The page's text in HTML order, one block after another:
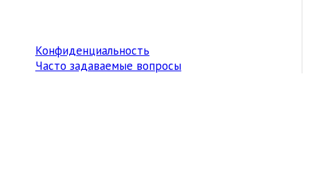
Конфиденциальность
Часто задаваемые вопросы